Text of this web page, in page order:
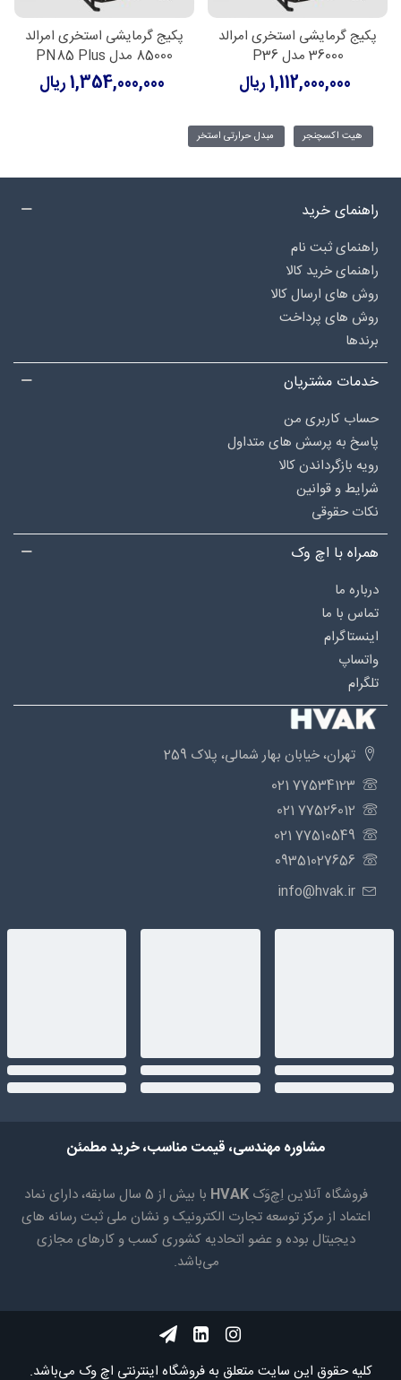
پکیج گرمایشی استخری امرالد
36000 مدل P36
1,112,000,000 ریال
پکیج گرمایشی استخری امرالد
85000 مدل PN85 Plus
1,354,000,000 ریال
هیت اکسچنجر مبدل حرارتی استخر
راهنمای خرید
راهنمای ثبت نام
راهنمای خرید کالا
روش های ارسال کالا
روش های پرداخت
برندها
خدمات مشتریان
حساب کاربری من
پاسخ به پرسش های متداول
رویه بازگرداندن کالا
شرایط و قوانین
نکات حقوقی
همراه با اچ وک
درباره‌ ما
تماس با ما
اینستاگرام
واتساپ
تلگرام
تهران، خیابان بهار شمالی، پلاک 259
77534123 021
77526012 021
77510549 021
09351027656
info@hvak.ir
مشاوره مهندسی، قیمت مناسب، خرید مطمئن
فروشگاه آنلاین اِچ‌وَک HVAK
با بیش از 5 سال سابقه، دارای نماد
اعتماد از مرکز توسعه تجارت الکترونیک و نشان ملی ثبت رسانه های
دیجیتال بوده و عضو اتحادیه کشوری کسب و کارهای مجازی
می‌باشد.
کلیه حقوق اين سايت متعلق به فروشگاه اینترنتی اچ وک می‌باشد.